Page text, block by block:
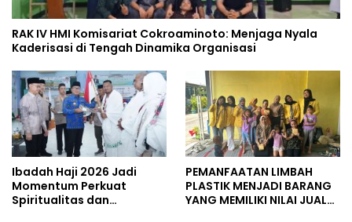
RAK IV HMI Komisariat Cokroaminoto: Menjaga Nyala
Kaderisasi di Tengah Dinamika Organisasi
Ibadah Haji 2026 Jadi
Momentum Perkuat
Spiritualitas dan
PEMANFAATAN LIMBAH
PLASTIK MENJADI BARANG
YANG MEMILIKI NILAI JUAL